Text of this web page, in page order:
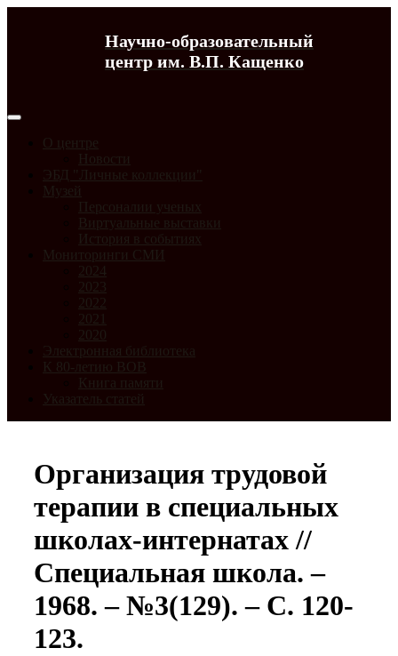
Научно-образовательный
центр им. В.П. Кащенко
О центре
Новости
ЭБД "Личные коллекции"
Музей
Персоналии ученых
Виртуальные выставки
История в событиях
Мониторинги СМИ
2024
2023
2022
2021
2020
Электронная библиотека
К 80-летию ВОВ
Книга памяти
Указатель статей
Организация трудовой
терапии в специальных
школах-интернатах //
Специальная школа. –
1968. – №3(129). – С. 120-
123.